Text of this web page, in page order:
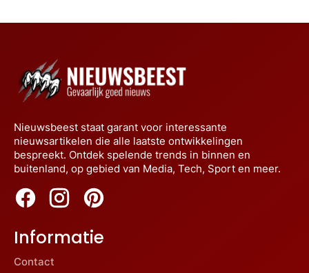
Nieuwsbeest staat garant voor interessante
nieuwsartikelen die alle laatste ontwikkelingen
bespreekt. Ontdek spelende trends in binnen en
buitenland, op gebied van Media, Tech, Sport en meer.
Informatie
Contact